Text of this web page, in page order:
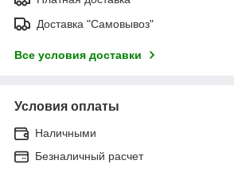
Доставка "Самовывоз"
Все условия доставки
Условия оплаты
Наличными
Безналичный расчет